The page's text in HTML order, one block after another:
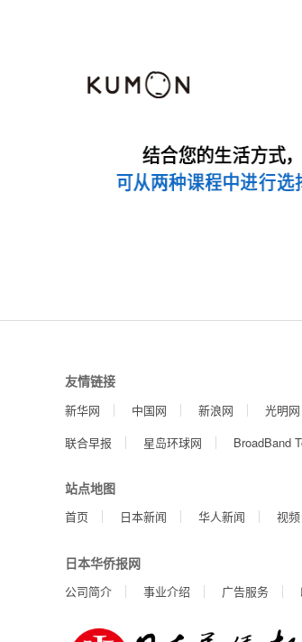
友情链接
新华网 中国网 新浪网 光明网
联合早报
星岛环球网 BroadBand
站点地图
首页 日本新闻 华人新闻 视频
日本华侨报网
公司简介 事业介绍 广告服务